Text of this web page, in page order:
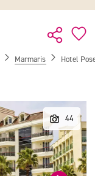
Marmaris Hotel